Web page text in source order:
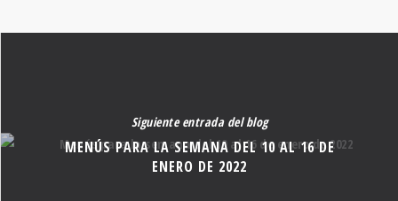
Siguiente entrada del blog
MENÚS PARA LA SEMANA DEL 10 AL 16 DE
ENERO DE 2022